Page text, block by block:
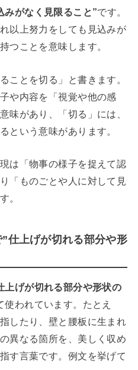
みがなく見限ること”です。
以上努力をしても見込みが
つことを意味します。
ことを切る」と書きます。
や内容を「視覚や他の感
味があり、「切る」には、
という意味があります。
は「物事の様子を捉えて認
「ものごとや人に対して見
。
”仕上げが切れる部分や形
上げが切れる部分や形状の
われています。たとえ
したり、壁と腰板に生まれ
異なる箇所を、美しく収め
す言葉です。例文を挙げて